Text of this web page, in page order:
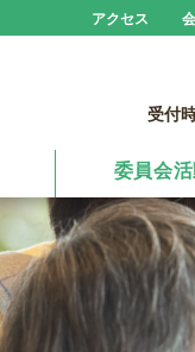
アクセス
受付
委員会